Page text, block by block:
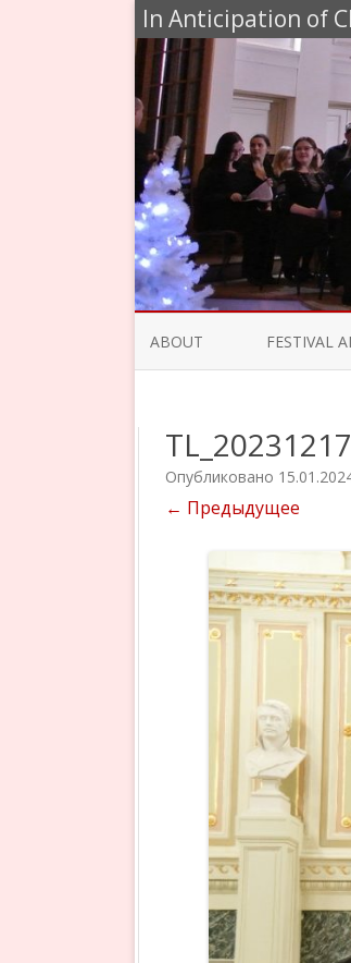
In Anticipation of
ABOUT FESTIVAL
Опубликовано
← Предыдущее